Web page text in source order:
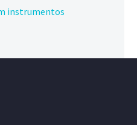
instrumentos